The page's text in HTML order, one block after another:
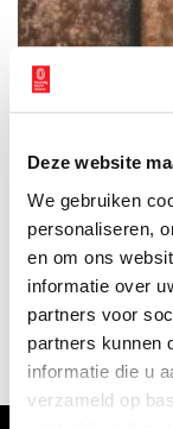
Deze website
We gebruiken
personaliseren,
en om ons
informatie over
partners voor
partners kunnen
informatie die u
verzameld op
Terwijl heel
buiten de deur te
geschreven, zo
archieven.